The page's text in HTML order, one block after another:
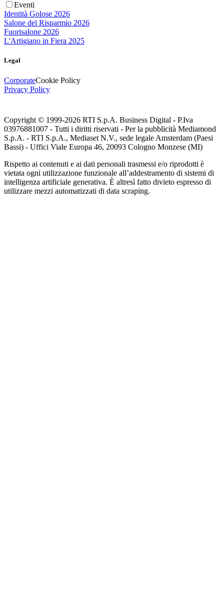
Eventi
Identità Golose 2026
Salone del Risparmio 2026
Fuorisalone 2026
L'Artigiano in Fiera 2025
Legal
CorporateCookie Policy
Privacy Policy
Copyright © 1999-2026 RTI S.p.A. Business Digital - P.Iva
03976881007 - Tutti i diritti riservati - Per la pubblicità Mediamond
S.p.A. - RTI S.p.A., Mediaset N.V., sede legale Amsterdam (Paesi
Bassi) - Uffici Viale Europa 46, 20093 Cologno Monzese (MI)
Rispetto ai contenuti e ai dati personali trasmessi e/o riprodotti è
vietata ogni utilizzazione funzionale all’addestramento di sistemi di
intelligenza artificiale generativa. È altresì fatto divieto espresso di
utilizzare mezzi automatizzati di data scraping.